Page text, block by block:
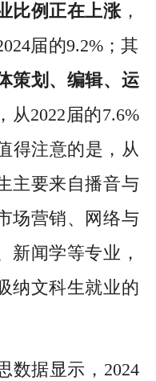
比例正在上涨 ，
届的9.2%；其
策划、编辑、运
，从2022届的7.6%
得注意的是，从
主要来自播音与
场营销、网络与
新闻学等专业，
纳文科生就业的
数据显示，2024